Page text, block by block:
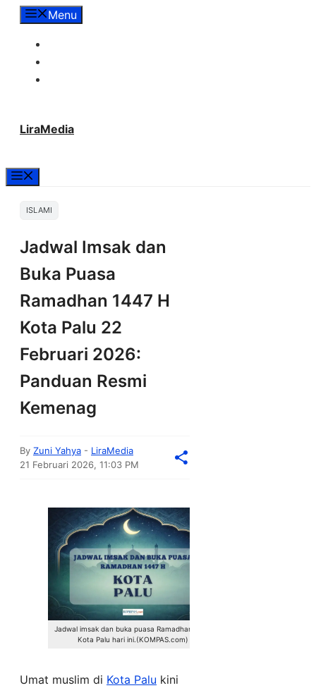
LangsungMenu
LiraMedia
ISLAMI
Jadwal Imsak dan
Buka Puasa
Ramadhan 1447 H
Kota Palu 22
Februari 2026:
Panduan Resmi
Kemenag
By Zuni Yahya - LiraMedia
21 Februari 2026, 11:03 PM
Jadwal imsak dan buka puasa Ramadhan 2026
Kota Palu hari ini.(KOMPAS.com)
Umat muslim di Kota Palu kini